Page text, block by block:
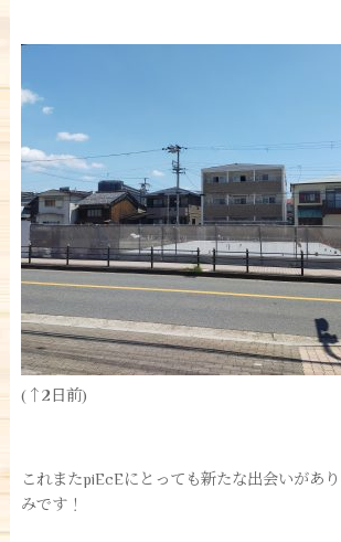
(↑2日前)
これまたpiEcEにとっても新たな出会いがあ
みです！